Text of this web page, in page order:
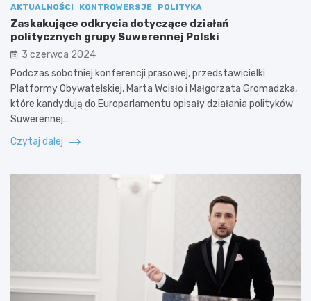
AKTUALNOŚCI KONTROWERSJE POLITYKA
Zaskakujące odkrycia dotyczące działań
politycznych grupy Suwerennej Polski
3 czerwca 2024
Podczas sobotniej konferencji prasowej, przedstawicielki
Platformy Obywatelskiej, Marta Wcisło i Małgorzata Gromadzka,
które kandydują do Europarlamentu opisały działania polityków
Suwerennej…
Czytaj dalej